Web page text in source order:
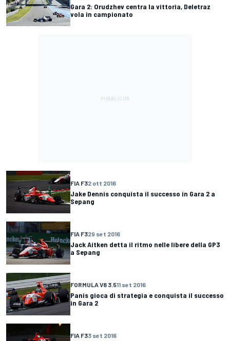
Gara 2: Orudzhev centra la vittoria, Deletraz
vola in campionato
FIA F32 ott 2016
Jake Dennis conquista il successo in Gara 2 a
Sepang
FIA F329 set 2016
Jack Aitken detta il ritmo nelle libere della GP3
a Sepang
FORMULA V8 3.511 set 2016
Panis gioca di strategia e conquista il successo
in Gara 2
FIA F33 set 2016